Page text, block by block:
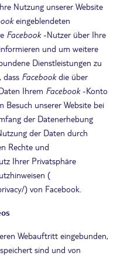
Nutzung unserer Website
eingeblendeten
Facebook-Nutzer über Ihre
und um weitere
Dienstleistungen zu
dass Facebookdie über
Ihrem Facebook-Konto
Besuch unserer Website bei
der Datenerhebung
der Daten durch
Rechte und
Ihrer Privatsphäre
(
) von Facebook.
Webauftritt eingebunden,
sind und von